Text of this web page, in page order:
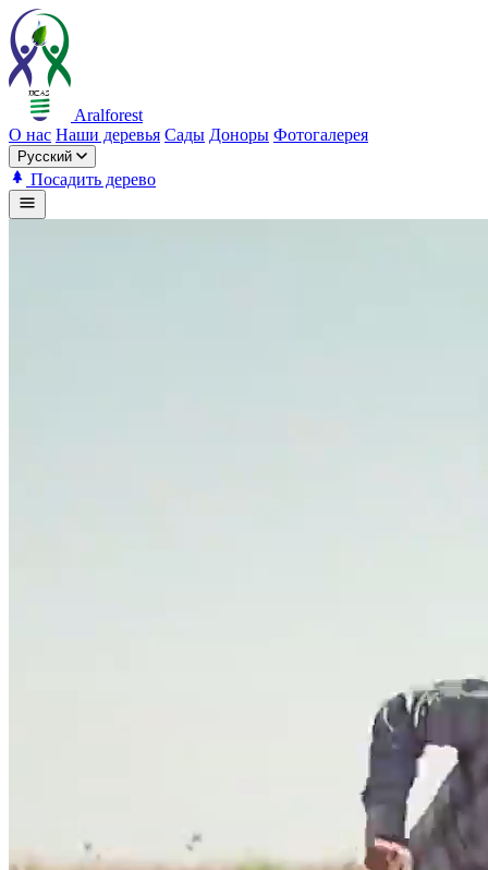
Aralforest
О нас Наши деревья Сады Доноры Фотогалерея
Русский
Посадить дерево